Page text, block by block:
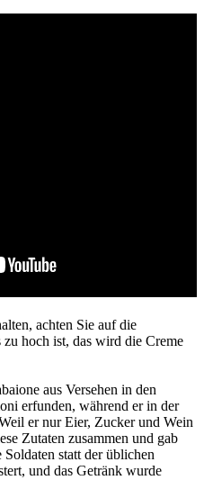
achten Sie auf die
zu hoch ist, das wird die Creme
aus Versehen in den
erfunden, während er in der
er nur Eier, Zucker und Wein
Zutaten zusammen und gab
Soldaten statt der üblichen
und das Getränk wurde